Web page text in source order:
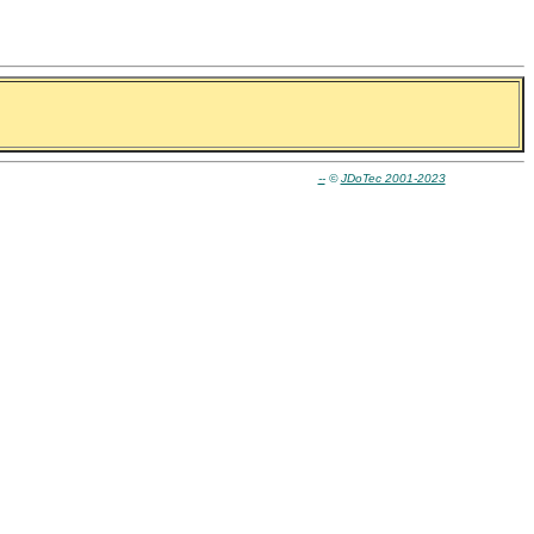
--©JDoTec 2001-2023